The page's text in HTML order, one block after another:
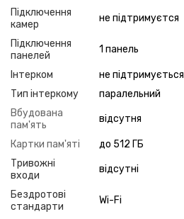
Підключення
камер
не підтримуєтся
Підключення
панелей
1 панель
Інтерком
не підтримується
Тип інтеркому
паралельний
Вбудована
пам'ять
відсутня
Картки пам'яті
до 512 ГБ
Тривожні
входи
відсутні
Бездротові
стандарти
Wi-Fi